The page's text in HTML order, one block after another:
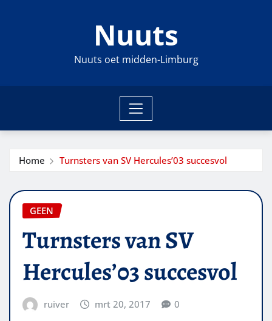
Nuuts
Nuuts oet midden-Limburg
Home Turnsters van SV Hercules’03 succesvol
GEEN
Turnsters van SV
Hercules’03 succesvol
ruiver mrt 20, 2017 0